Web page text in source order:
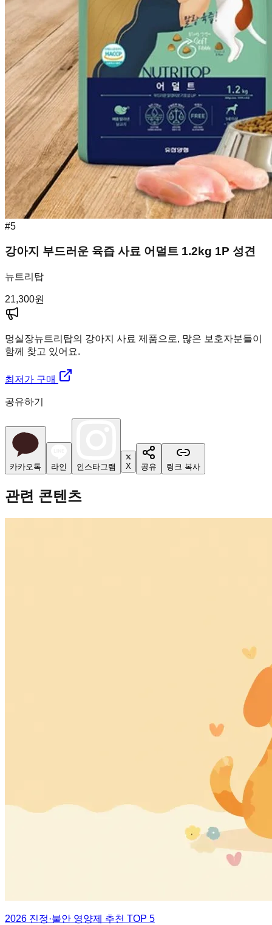
#5
강아지 부드러운 육즙 사료 어덜트 1.2kg 1P 성견
뉴트리탑
21,300원
멍실장뉴트리탑의 강아지 사료 제품으로, 많은 보호자분들이
함께 찾고 있어요.
최저가 구매
공유하기
카카오톡 라인 인스타그램 X 공유 링크 복사
관련 콘텐츠
2026 진정·불안 영양제 추천 TOP 5